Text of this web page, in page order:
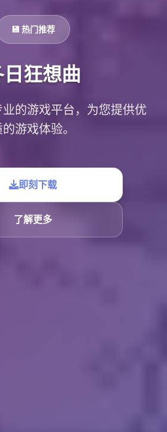
💾 热门推荐
日狂想曲
的游戏平台，为您提供优
游戏体验。
即刻下载
了解更多